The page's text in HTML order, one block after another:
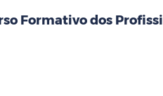
Formativo dos